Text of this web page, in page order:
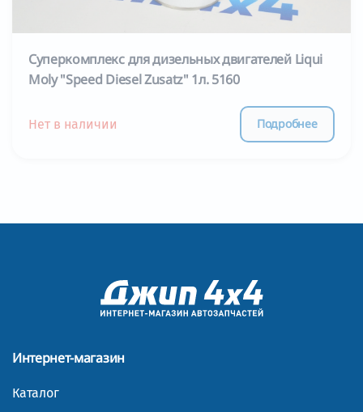
Суперкомплекс для дизельных двигателей Liqui
Moly "Speed Diesel Zusatz" 1л. 5160
Нет в наличии Подробнее
Интернет-магазин
Каталог